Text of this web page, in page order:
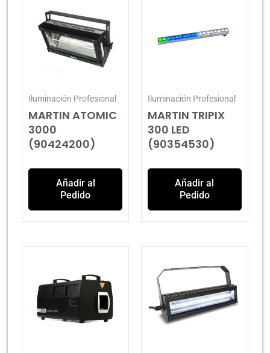
Iluminación Profesional
MARTIN ATOMIC
3000
(90424200)
Añadir al
Pedido
Iluminación Profesional
MARTIN TRIPIX
300 LED
(90354530)
Añadir al
Pedido